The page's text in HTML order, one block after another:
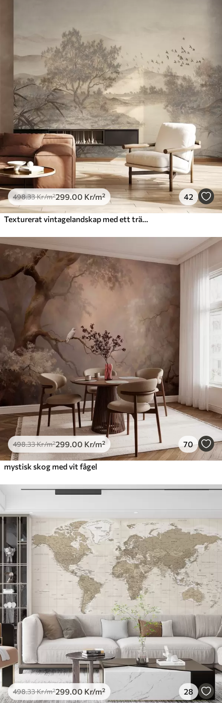
498.33Kr/m²299 .00 Kr/m² 42
498.33Kr/m²299 .00 Kr/m² 70
mystisk skog med vit fågel
498.33Kr/m²299 .00 Kr/m² 28